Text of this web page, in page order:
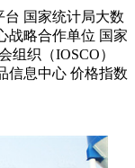
台 国家统计局大数
战略合作单位 国家
组织（IOSCO）
信息中心 价格指数